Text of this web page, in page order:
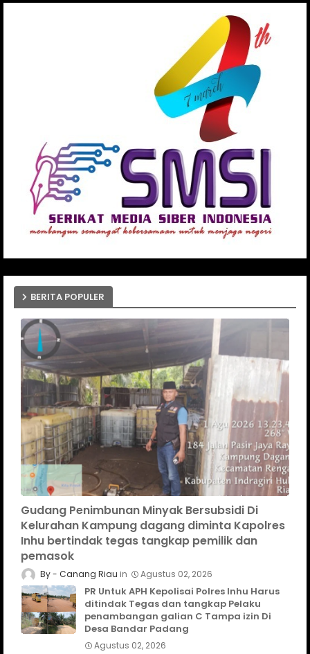
BERITA POPULER
Gudang Penimbunan Minyak Bersubsidi Di
Kelurahan Kampung dagang diminta Kapolres
Inhu bertindak tegas tangkap pemilik dan
pemasok
Canang Riau Agustus 02, 2026
PR Untuk APH Kepolisai Polres Inhu Harus
ditindak Tegas dan tangkap Pelaku
penambangan galian C Tampa izin Di
Desa Bandar Padang
Agustus 02, 2026